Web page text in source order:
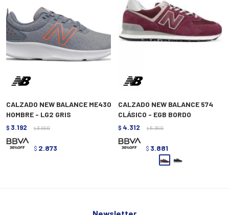
CALZADO NEW BALANCE ME430
HOMBRE - LG2 GRIS
$ 3.192 $ 3.990
$ 2.873
CALZADO NEW BALANCE 574
CLÁSICO - EGB BORDO
$ 4.312 $ 5.390
$ 3.881